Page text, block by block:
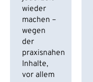
wieder
machen –
wegen
der
praxisnahen
Inhalte,
vor allem